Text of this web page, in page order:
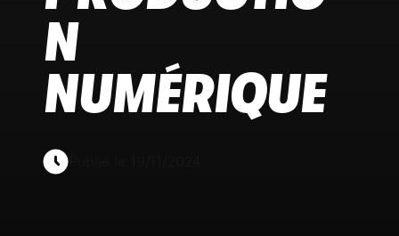
N
NUMÉRIQUE